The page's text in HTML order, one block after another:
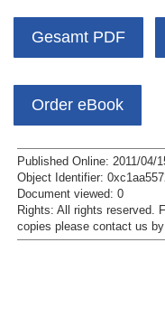
Gesamt PDF
Order eBook
Published Online: 2011/04/
Object Identifier:
Document viewed: 0
Rights: All rights reserved.
copies please contact us by